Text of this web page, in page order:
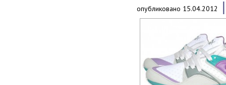
опубликовано 15.04.2012